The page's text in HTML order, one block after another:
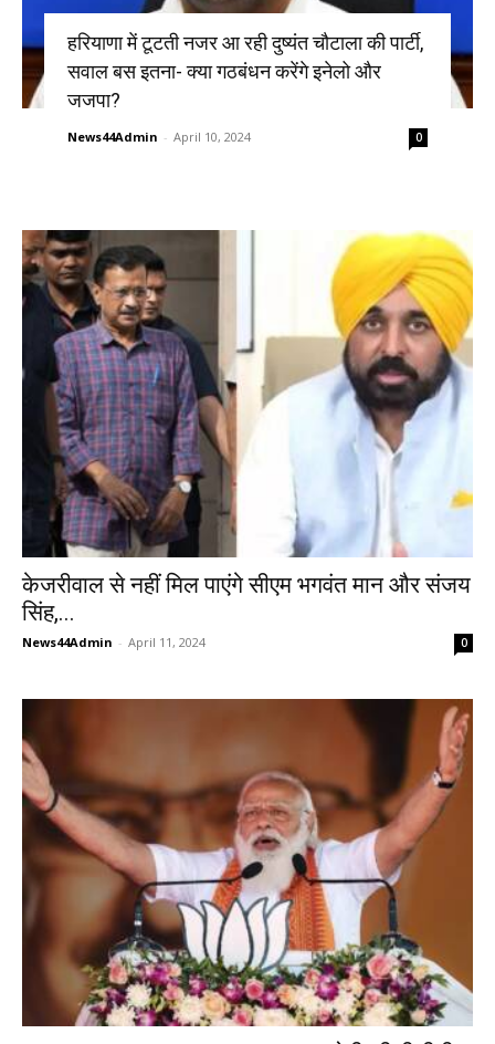
हरियाणा में टूटती नजर आ रही दुष्यंत चौटाला की पार्टी,
सवाल बस इतना- क्या गठबंधन करेंगे इनेलो और
जजपा?
News44Admin - April 10, 2024 0
केजरीवाल से नहीं मिल पाएंगे सीएम भगवंत मान और संजय
सिंह,...
News44Admin - April 11, 2024 0